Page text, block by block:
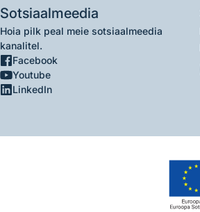
Sotsiaalmeedia
Hoia pilk peal meie sotsiaalmeedia
kanalitel.
Facebook
Youtube
LinkedIn